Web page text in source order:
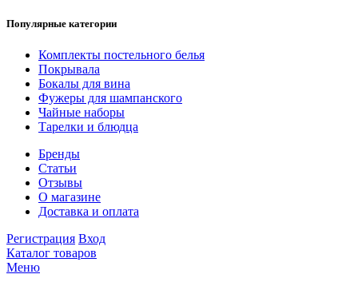
Популярные категории
Комплекты постельного белья
Покрывала
Бокалы для вина
Фужеры для шампанского
Чайные наборы
Тарелки и блюдца
Бренды
Статьи
Отзывы
О магазине
Доставка и оплата
Регистрация Вход
Каталог товаров
Меню